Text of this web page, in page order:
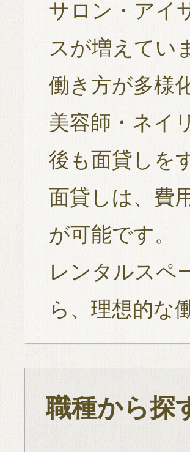
サロン・アイ
スが増えてい
働き方が多様
美容師・ネイ
後も面貸しを
面貸しは、費
が可能です。
レンタルスペ
ら、理想的な
職種から探